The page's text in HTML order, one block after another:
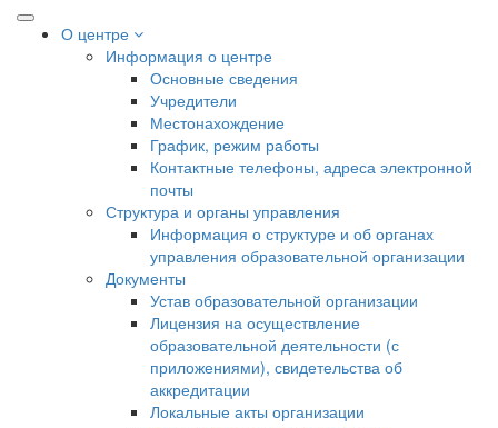
О центре
Информация о центре
Основные сведения
Учредители
Местонахождение
График, режим работы
Контактные телефоны, адреса электронной
почты
Структура и органы управления
Информация о структуре и об органах
управления образовательной организации
Документы
Устав образовательной организации
Лицензия на осуществление
образовательной деятельности (с
приложениями), свидетельства об
аккредитации
Локальные акты организации